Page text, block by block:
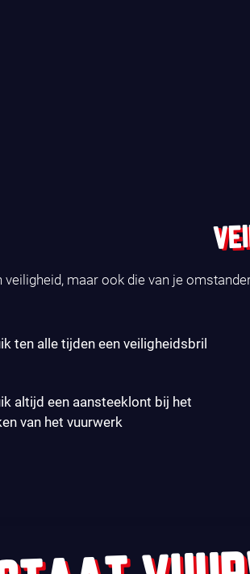
veiligheid, maar ook die van je
ten alle tijden een veiligheidsbril
altijd een aansteeklont bij het
van het vuurwerk